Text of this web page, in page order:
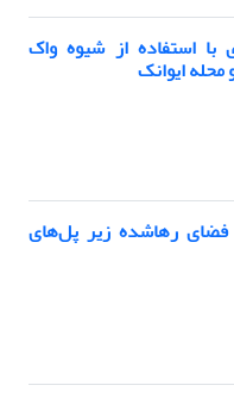
استفاده از شیوه واک
محله ایوانک
رهاشده زیر پل‌های